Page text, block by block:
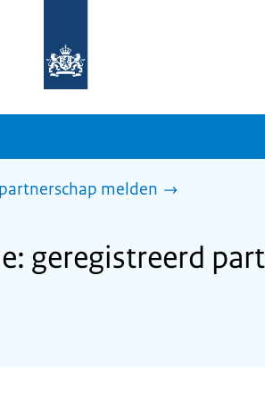
homepage
sdg.rijksoverheid.nl
melden
geregistreerd